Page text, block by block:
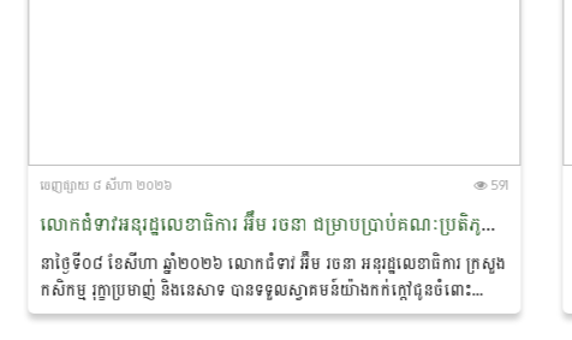
ចេញ​ផ្សាយ​ ៨ សីហា ២០២៦ 591
លោកជំទាវអនុរដ្ឋលេខាធិការ អ៊ឹម រចនា ជម្រាបប្រាប់គណៈប្រតិភូនាវាសន្តិភាពមេគង្គ-ឡានឆាង ថា៖ «សន្តិភាព ជាគ្រឹះដ៏សំខាន់នៃការអភិរក្សសត្វផ្សោតនៅកម្ពុជា»
នាថ្ងៃទី០៨ ខែសីហា ឆ្នាំ២០២៦ លោកជំទាវ អ៊ឹម រចនា អនុរដ្ឋលេខាធិការ ក្រសួង
កសិកម្ម រុក្ខាប្រមាញ់ និងនេសាទ បានទទួលស្វាគមន៍យ៉ាងកក់ក្តៅជូនចំពោះ
គណៈប្រតិភូ នៃ «គម្រោងនាវាសន្តិភាពមេគង្គ-ឡានឆាង...